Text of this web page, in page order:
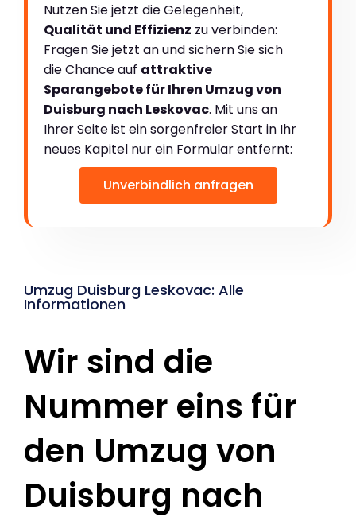
Nutzen Sie jetzt die Gelegenheit,
Qualität und Effizienz zu verbinden:
Fragen Sie jetzt an und sichern Sie sich
die Chance auf attraktive
Sparangebote für Ihren Umzug von
Duisburg nach Leskovac. Mit uns an
Ihrer Seite ist ein sorgenfreier Start in Ihr
neues Kapitel nur ein Formular entfernt:
Unverbindlich anfragen
Umzug Duisburg Leskovac: Alle
Informationen
Wir sind die
Nummer eins für
den Umzug von
Duisburg nach